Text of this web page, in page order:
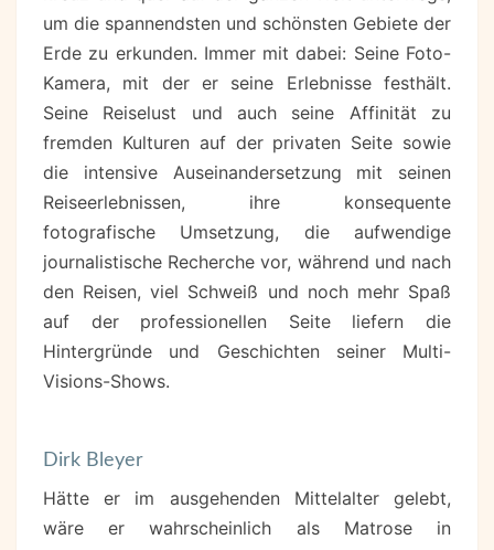
um die spannendsten und schönsten Gebiete der
Erde zu erkunden. Immer mit dabei: Seine Foto-
Kamera, mit der er seine Erlebnisse festhält.
Seine Reiselust und auch seine Affinität zu
fremden Kulturen auf der privaten Seite sowie
die intensive Auseinandersetzung mit seinen
Reiseerlebnissen, ihre konsequente
fotografische Umsetzung, die aufwendige
journalistische Recherche vor, während und nach
den Reisen, viel Schweiß und noch mehr Spaß
auf der professionellen Seite liefern die
Hintergründe und Geschichten seiner Multi-
Visions-Shows.
Dirk Bleyer
Hätte er im ausgehenden Mittelalter gelebt,
wäre er wahrscheinlich als Matrose in